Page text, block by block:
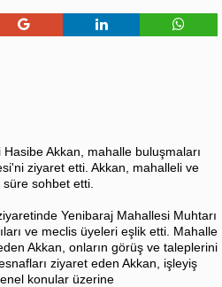
Akkan, mahalle buluşmaları
ziyaret etti. Akkan, mahalleli ve
sohbet etti.
Yenibaraj Mahallesi Muhtarı
ve meclis üyeleri eşlik etti. Mahalle
Akkan, onların görüş ve taleplerini
ziyaret eden Akkan, işleyiş
konular üzerine